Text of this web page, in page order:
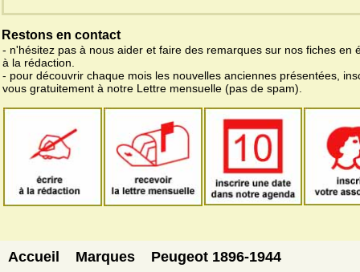
Restons en contact
- n'hésitez pas à nous aider et faire des remarques sur nos fiches en
à la rédaction.
- pour découvrir chaque mois les nouvelles anciennes présentées,
vous gratuitement à notre Lettre mensuelle (pas de spam).
Accueil Marques Peugeot 1896-1944